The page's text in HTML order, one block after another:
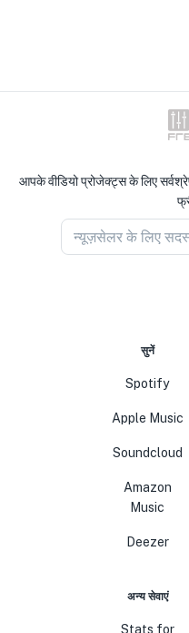
आपके वीडियो प्रोजेक्ट्स के लिए
न्यूज़सेलर के लिए
सुनें
Spotify
Apple Music
Soundcloud
Amazon
Music
Deezer
अन्य सेवाएं
Stats for